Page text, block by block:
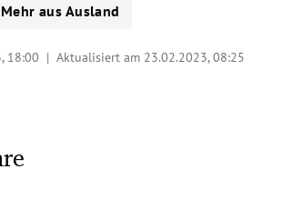
Mehr aus Ausland
18:00 | Aktualisiert am 23.02.2023,08:25